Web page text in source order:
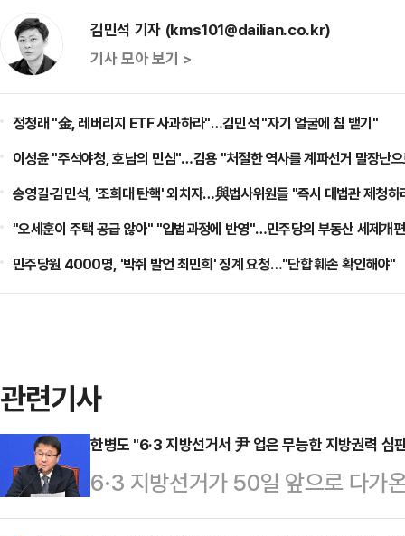
김민석 기자 (kms101@dailian.co.kr)
기사 모아 보기 >
정청래 "金, 레버리지 ETF 사과하라"…김민석 "자기 얼굴에 침 뱉기"
이성윤 "주석야청, 호남의 민심"…김용 "처절한 역사를 계파선거 말장난
송영길·김민석, '조희대 탄핵' 외치자…與법사위원들 "즉시 대법관 제청하
"오세훈이 주택 공급 않아" "입법과정에 반영"…민주당의 부동산 세제개
민주당원 4000명, '박쥐 발언 최민희' 징계 요청…"단합 훼손 확인해야"
관련기사
한병도 "6·3 지방선거서 尹 업은 무능한 지방권력 심
6·3 지방선거가 50일 앞으로 다가
는 "2022년 윤석열을 등에 업고 나